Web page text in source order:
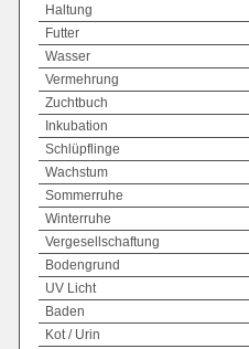
Haltung
Futter
Wasser
Vermehrung
Zuchtbuch
Inkubation
Schlüpflinge
Wachstum
Sommerruhe
Winterruhe
Vergesellschaftung
Bodengrund
UV Licht
Baden
Kot / Urin